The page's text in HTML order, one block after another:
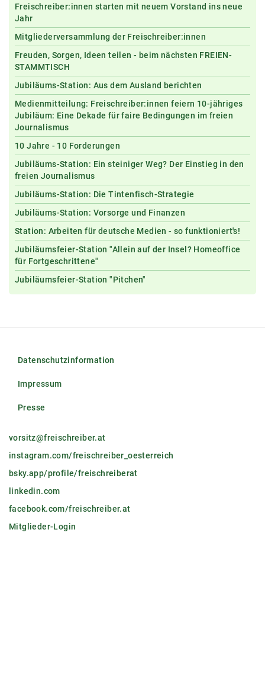
Freischreiber:innen starten mit neuem Vorstand ins neue
Jahr
Mitgliederversammlung der Freischreiber:innen
Freuden, Sorgen, Ideen teilen - beim nächsten FREIEN-
STAMMTISCH
Jubiläums-Station: Aus dem Ausland berichten
Medienmitteilung: Freischreiber:innen feiern 10-jähriges
Jubiläum: Eine Dekade für faire Bedingungen im freien
Journalismus
10 Jahre - 10 Forderungen
Jubiläums-Station: Ein steiniger Weg? Der Einstieg in den
freien Journalismus
Jubiläums-Station: Die Tintenfisch-Strategie
Jubiläums-Station: Vorsorge und Finanzen
Station: Arbeiten für deutsche Medien - so funktioniert's!
Jubiläumsfeier-Station "Allein auf der Insel? Homeoffice
für Fortgeschrittene"
Jubiläumsfeier-Station "Pitchen"
Datenschutzinformation
Impressum
Presse
vorsitz@freischreiber.at
instagram.com/freischreiber_oesterreich
bsky.app/profile/freischreiberat
linkedin.com
facebook.com/freischreiber.at
Mitglieder-Login